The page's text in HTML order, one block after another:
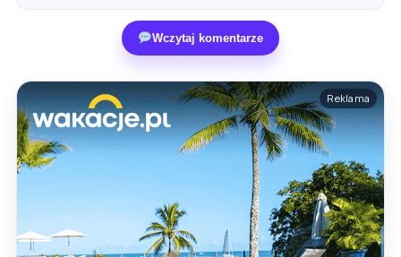
Wczytaj komentarze
Reklama